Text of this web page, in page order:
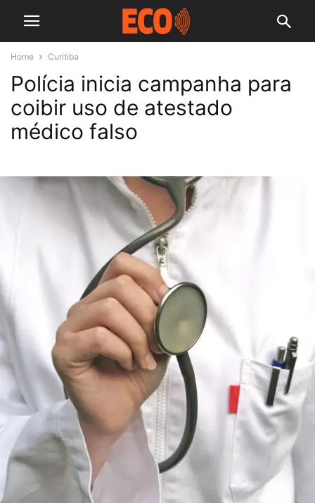
Home Curitiba
Polícia inicia campanha para
coibir uso de atestado
médico falso